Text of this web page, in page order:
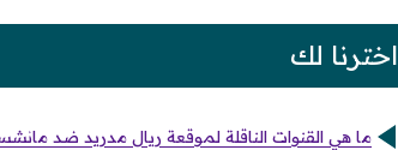
اخترنا لك
ما هي القنوات الناقلة لموقعة ريال مدريد ضد